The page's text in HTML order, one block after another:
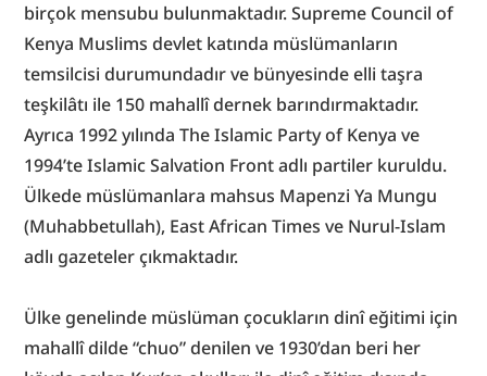
birçok mensubu bulunmaktadır. Supreme Council of
Kenya Muslims devlet katında müslümanların
temsilcisi durumundadır ve bünyesinde elli taşra
teşkilâtı ile 150 mahallî dernek barındırmaktadır.
Ayrıca 1992 yılında The Islamic Party of Kenya ve
1994’te Islamic Salvation Front adlı partiler kuruldu.
Ülkede müslümanlara mahsus Mapenzi Ya Mungu
(Muhabbetullah), East African Times ve Nurul-Islam
adlı gazeteler çıkmaktadır.
Ülke genelinde müslüman çocukların dinî eğitimi için
mahallî dilde “chuo” denilen ve 1930’dan beri her